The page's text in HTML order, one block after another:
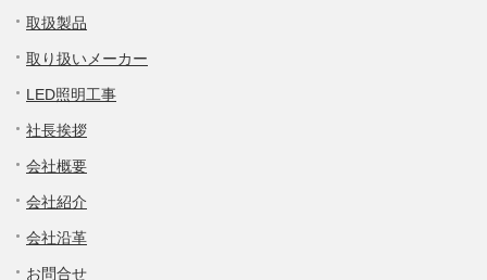
取扱製品
取り扱いメーカー
LED照明工事
社長挨拶
会社概要
会社紹介
会社沿革
お問合せ